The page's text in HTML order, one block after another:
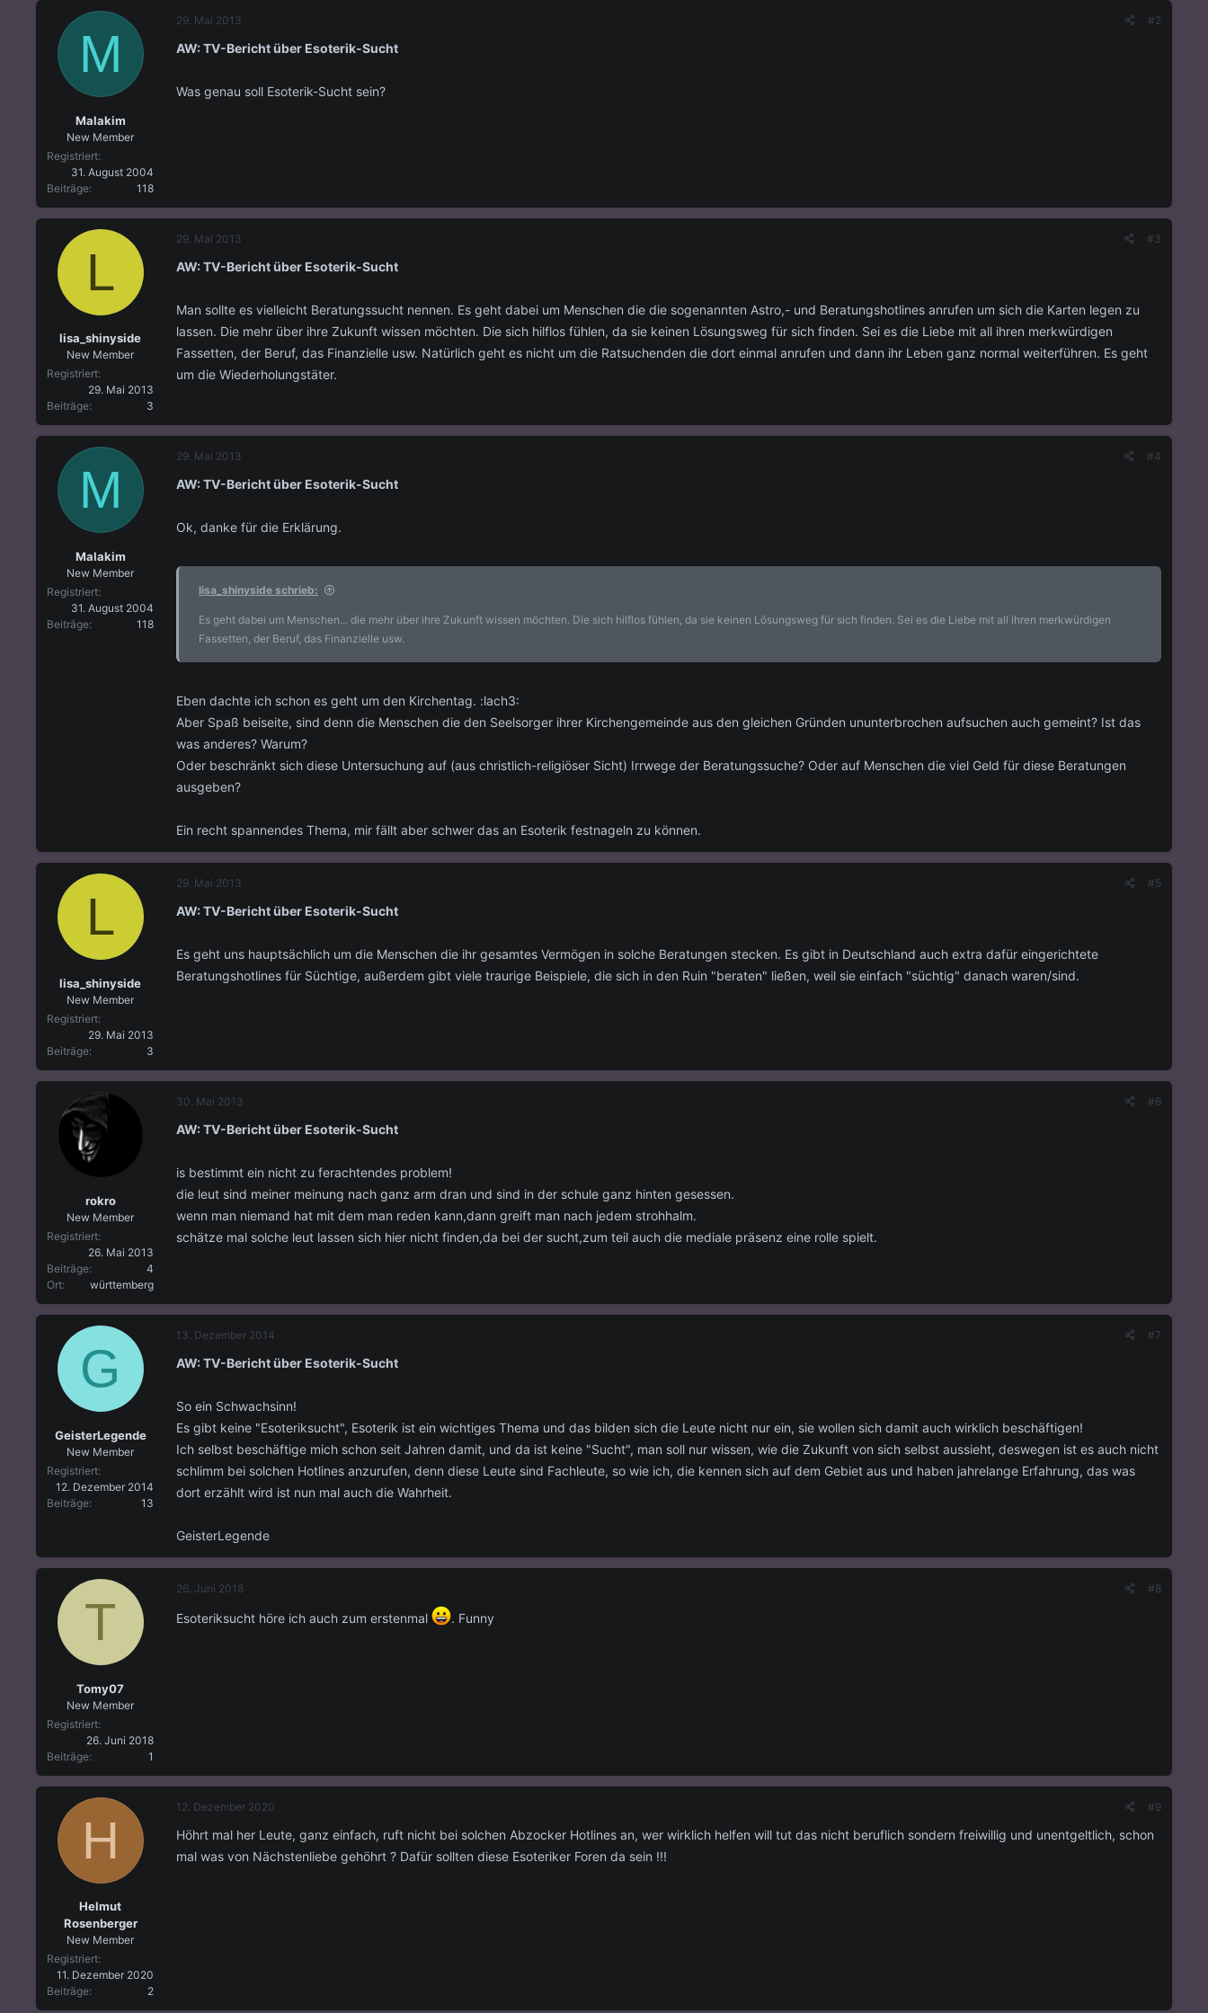
M
Malakim
New Member
Registriert
31. August 2004
Beiträge
118
29. Mai 2013 #2
AW: TV-Bericht über Esoterik-Sucht
Was genau soll Esoterik-Sucht sein?
L
lisa_shinyside
New Member
Registriert
29. Mai 2013
Beiträge
3
29. Mai 2013 #3
AW: TV-Bericht über Esoterik-Sucht
Man sollte es vielleicht Beratungssucht nennen. Es geht dabei um Menschen die die sogenannten Astro,- und Beratungshotlines anrufen um sich die Karten legen zu
lassen. Die mehr über ihre Zukunft wissen möchten. Die sich hilflos fühlen, da sie keinen Lösungsweg für sich finden. Sei es die Liebe mit all ihren merkwürdigen
Fassetten, der Beruf, das Finanzielle usw. Natürlich geht es nicht um die Ratsuchenden die dort einmal anrufen und dann ihr Leben ganz normal weiterführen. Es geht
um die Wiederholungstäter.
M
Malakim
New Member
Registriert
31. August 2004
Beiträge
118
29. Mai 2013 #4
AW: TV-Bericht über Esoterik-Sucht
Ok, danke für die Erklärung.
lisa_shinyside schrieb:
Es geht dabei um Menschen... die mehr über ihre Zukunft wissen möchten. Die sich hilflos fühlen, da sie keinen Lösungsweg für sich finden. Sei es die Liebe mit all ihren merkwürdigen
Fassetten, der Beruf, das Finanzielle usw.
Eben dachte ich schon es geht um den Kirchentag. :lach3:
Aber Spaß beiseite, sind denn die Menschen die den Seelsorger ihrer Kirchengemeinde aus den gleichen Gründen ununterbrochen aufsuchen auch gemeint? Ist das
was anderes? Warum?
Oder beschränkt sich diese Untersuchung auf (aus christlich-religiöser Sicht) Irrwege der Beratungssuche? Oder auf Menschen die viel Geld für diese Beratungen
ausgeben?
Ein recht spannendes Thema, mir fällt aber schwer das an Esoterik festnageln zu können.
L
lisa_shinyside
New Member
Registriert
29. Mai 2013
Beiträge
3
29. Mai 2013 #5
AW: TV-Bericht über Esoterik-Sucht
Es geht uns hauptsächlich um die Menschen die ihr gesamtes Vermögen in solche Beratungen stecken. Es gibt in Deutschland auch extra dafür eingerichtete
Beratungshotlines für Süchtige, außerdem gibt viele traurige Beispiele, die sich in den Ruin "beraten" ließen, weil sie einfach "süchtig" danach waren/sind.
rokro
New Member
Registriert
26. Mai 2013
Beiträge
4
Ort
württemberg
30. Mai 2013 #6
AW: TV-Bericht über Esoterik-Sucht
is bestimmt ein nicht zu ferachtendes problem!
die leut sind meiner meinung nach ganz arm dran und sind in der schule ganz hinten gesessen.
wenn man niemand hat mit dem man reden kann,dann greift man nach jedem strohhalm.
schätze mal solche leut lassen sich hier nicht finden,da bei der sucht,zum teil auch die mediale präsenz eine rolle spielt.
G
GeisterLegende
New Member
Registriert
12. Dezember 2014
Beiträge
13
13. Dezember 2014 #7
AW: TV-Bericht über Esoterik-Sucht
So ein Schwachsinn!
Es gibt keine "Esoteriksucht", Esoterik ist ein wichtiges Thema und das bilden sich die Leute nicht nur ein, sie wollen sich damit auch wirklich beschäftigen!
Ich selbst beschäftige mich schon seit Jahren damit, und da ist keine "Sucht", man soll nur wissen, wie die Zukunft von sich selbst aussieht, deswegen ist es auch nicht
schlimm bei solchen Hotlines anzurufen, denn diese Leute sind Fachleute, so wie ich, die kennen sich auf dem Gebiet aus und haben jahrelange Erfahrung, das was
dort erzählt wird ist nun mal auch die Wahrheit.
GeisterLegende
T
Tomy07
New Member
Registriert
26. Juni 2018
Beiträge
1
26. Juni 2018 #8
Esoteriksucht höre ich auch zum erstenmal . Funny
H
Helmut
Rosenberger
New Member
Registriert
11. Dezember 2020
Beiträge
2
12. Dezember 2020 #9
Höhrt mal her Leute, ganz einfach, ruft nicht bei solchen Abzocker Hotlines an, wer wirklich helfen will tut das nicht beruflich sondern freiwillig und unentgeltlich, schon
mal was von Nächstenliebe gehöhrt ? Dafür sollten diese Esoteriker Foren da sein !!!